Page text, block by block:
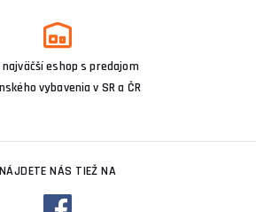
najväčší eshop s predajom
vybavenia v SR a ČR
NÁJDETE NÁS TIEŽ NA